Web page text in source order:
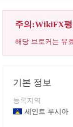
주의:WikiFX
해당 브로커는 유
기본 정보
등록지역
세인트 루시아